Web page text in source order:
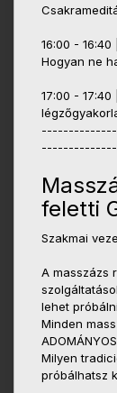
16:00 -
Hogyan ne
17:00 -
feletti
Szakmai
A masszázs
lehet
Minden
Milyen
próbálhatsz